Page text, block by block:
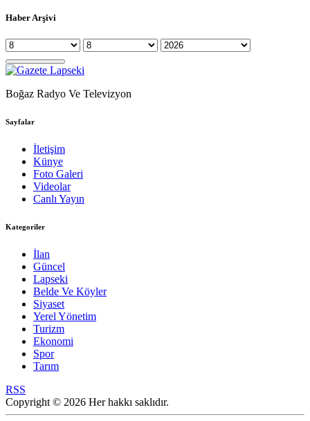
Haber Arşivi
Boğaz Radyo Ve Televizyon
Sayfalar
İletişim
Künye
Foto Galeri
Videolar
Canlı Yayın
Kategoriler
İlan
Güncel
Lapseki
Belde Ve Köyler
Siyaset
Yerel Yönetim
Turizm
Ekonomi
Spor
Tarım
RSS
Copyright © 2026 Her hakkı saklıdır.